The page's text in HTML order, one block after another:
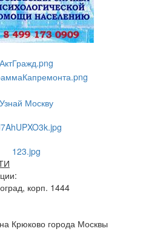
корп. 1444
Крюково города Москвы